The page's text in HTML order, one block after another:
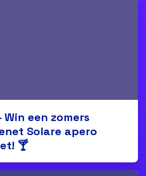
Win een zomers
Solare apero
🍸